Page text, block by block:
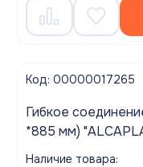
Код: 00000017265
Гибкое
*885 мм)
Наличие товара: